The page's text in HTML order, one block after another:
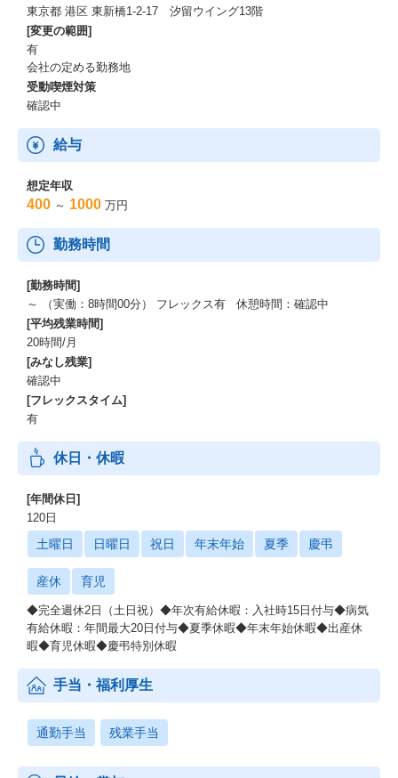
東京都 港区 東新橋1-2-17 汐留ウイング13階
[変更の範囲]
有
会社の定める勤務地
受動喫煙対策
確認中
給与
想定年収
400 ～ 1000 万円
勤務時間
[勤務時間]
～ （実働：8時間00分） フレックス有 休憩時間：確認中
[平均残業時間]
20時間/月
[みなし残業]
確認中
[フレックスタイム]
有
休日・休暇
[年間休日]
120日
土曜日 日曜日 祝日 年末年始 夏季 慶弔
産休 育児
◆完全週休2日（土日祝）◆年次有給休暇：入社時15日付与◆病気
有給休暇：年間最大20日付与◆夏季休暇◆年末年始休暇◆出産休
暇◆育児休暇◆慶弔特別休暇
手当・福利厚生
通勤手当 残業手当